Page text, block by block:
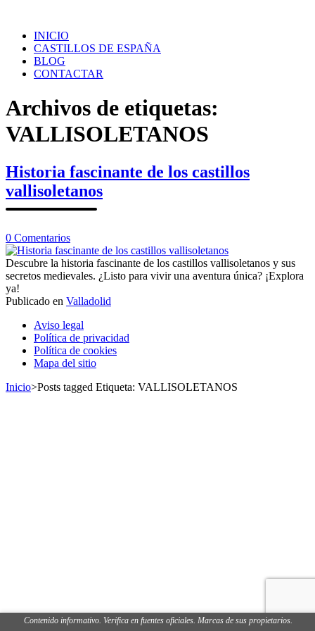
contenidoINICIO
CASTILLOS DE ESPAÑA
BLOG
CONTACTAR
Archivos de etiquetas:
VALLISOLETANOS
Historia fascinante de los castillos
vallisoletanos
0 Comentariosen
Historia
fascinante
de
castillos
Descubre la historia fascinante de los castillos vallisoletanos y sus
secretos medievales. ¿Listo para vivir una aventura única? ¡Explora
ya!
Publicado en Valladolid
los
puestos
Aviso legal
Política de privacidad
Política de cookies
Mapa del sitio
Inicio>Posts tagged Etiqueta: VALLISOLETANOS
Contenido informativo. Verifica en fuentes oficiales. Marcas de sus propietarios.